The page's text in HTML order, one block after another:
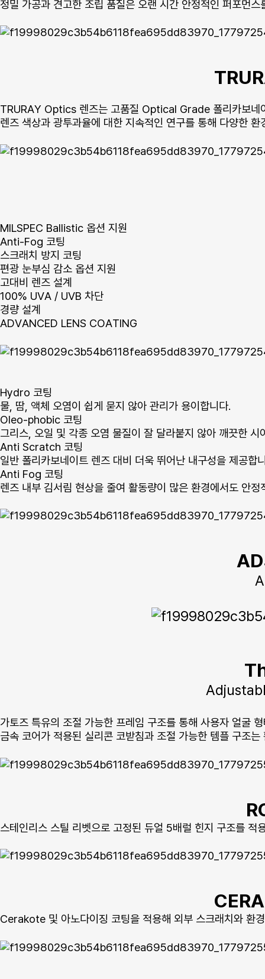
정밀 가공과 견고한 조립 품질은 오랜 시간 안정적인 퍼포먼스
TRURAY Optics 렌즈는 고품질 Optical Grade 폴리카보네
렌즈 색상과 광투과율에 대한 지속적인 연구를 통해 다양한
MILSPEC Ballistic 옵션 지원
Anti-Fog 코팅
스크래치 방지 코팅
편광 눈부심 감소 옵션 지원
고대비 렌즈 설계
100% UVA / UVB 차단
경량 설계
ADVANCED LENS COATING
Hydro 코팅
물, 땀, 액체 오염이 쉽게 묻지 않아 관리가 용이합니다.
Oleo-phobic 코팅
그리스, 오일 및 각종 오염 물질이 잘 달라붙지 않아 깨끗한 시
Anti Scratch 코팅
일반 폴리카보네이트 렌즈 대비 더욱 뛰어난 내구성을 제공합
Anti Fog 코팅
렌즈 내부 김서림 현상을 줄여 활동량이 많은 환경에서도 안정
가토즈 특유의 조절 가능한 프레임 구조를 통해 사용자 얼굴
금속 코어가 적용된 실리콘 코받침과 조절 가능한 템플 구조
스테인리스 스틸 리벳으로 고정된 듀얼 5배럴 힌지 구조를 적
Cerakote 및 아노다이징 코팅을 적용해 외부 스크래치와 환